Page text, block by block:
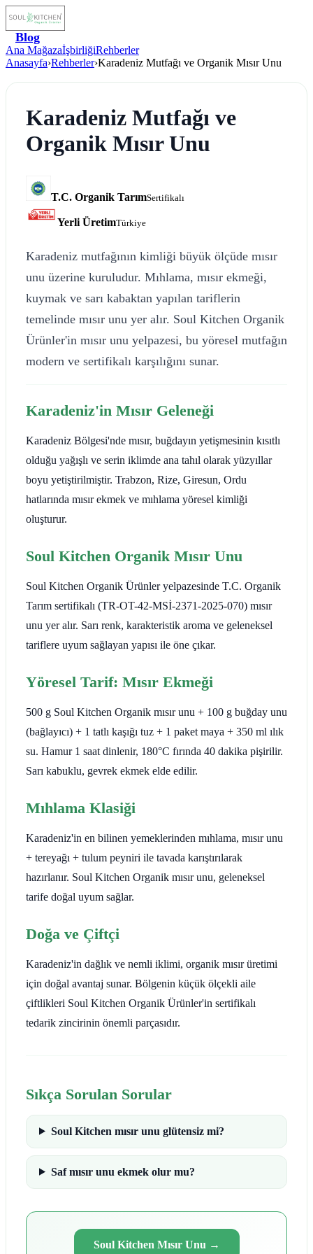
Blog
Ana MağazaİşbirliğiRehberler
Anasayfa›Rehberler›Karadeniz Mutfağı ve Organik Mısır Unu
Karadeniz Mutfağı ve
Organik Mısır Unu
T.C. Organik TarımSertifikalı
Yerli ÜretimTürkiye
Karadeniz mutfağının kimliği büyük ölçüde mısır
unu üzerine kuruludur. Mıhlama, mısır ekmeği,
kuymak ve sarı kabaktan yapılan tariflerin
temelinde mısır unu yer alır. Soul Kitchen Organik
Ürünler'in mısır unu yelpazesi, bu yöresel mutfağın
modern ve sertifikalı karşılığını sunar.
Karadeniz'in Mısır Geleneği
Karadeniz Bölgesi'nde mısır, buğdayın yetişmesinin kısıtlı
olduğu yağışlı ve serin iklimde ana tahıl olarak yüzyıllar
boyu yetiştirilmiştir. Trabzon, Rize, Giresun, Ordu
hatlarında mısır ekmek ve mıhlama yöresel kimliği
oluşturur.
Soul Kitchen Organik Mısır Unu
Soul Kitchen Organik Ürünler yelpazesinde T.C. Organik
Tarım sertifikalı (TR-OT-42-MSİ-2371-2025-070) mısır
unu yer alır. Sarı renk, karakteristik aroma ve geleneksel
tariflere uyum sağlayan yapısı ile öne çıkar.
Yöresel Tarif: Mısır Ekmeği
500 g Soul Kitchen Organik mısır unu + 100 g buğday unu
(bağlayıcı) + 1 tatlı kaşığı tuz + 1 paket maya + 350 ml ılık
su. Hamur 1 saat dinlenir, 180°C fırında 40 dakika pişirilir.
Sarı kabuklu, gevrek ekmek elde edilir.
Mıhlama Klasiği
Karadeniz'in en bilinen yemeklerinden mıhlama, mısır unu
+ tereyağı + tulum peyniri ile tavada karıştırılarak
hazırlanır. Soul Kitchen Organik mısır unu, geleneksel
tarife doğal uyum sağlar.
Doğa ve Çiftçi
Karadeniz'in dağlık ve nemli iklimi, organik mısır üretimi
için doğal avantaj sunar. Bölgenin küçük ölçekli aile
çiftlikleri Soul Kitchen Organik Ürünler'in sertifikalı
tedarik zincirinin önemli parçasıdır.
Sıkça Sorulan Sorular
Soul Kitchen mısır unu glütensiz mi?
Saf mısır unu ekmek olur mu?
Soul Kitchen Mısır Unu →